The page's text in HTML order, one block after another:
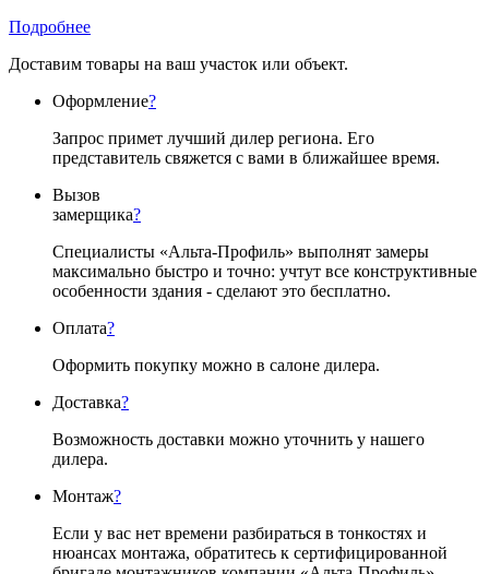
Подробнее
Доставим товары на ваш участок или объект.
Оформление?
Запрос примет лучший дилер региона. Его
представитель свяжется с вами в ближайшее время.
Вызов
замерщика?
Специалисты «Альта-Профиль» выполнят замеры
максимально быстро и точно: учтут все конструктивные
особенности здания - сделают это бесплатно.
Оплата?
Оформить покупку можно в салоне дилера.
Доставка?
Возможность доставки можно уточнить у нашего
дилера.
Монтаж?
Если у вас нет времени разбираться в тонкостях и
нюансах монтажа, обратитесь к сертифицированной